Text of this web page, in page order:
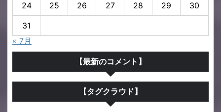
24 25 26 27 28 29 30
31
« 7月
【最新のコメント】
【タグクラウド】